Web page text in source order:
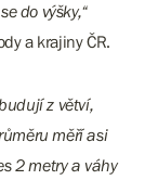
do výšky,“
a krajiny ČR.
z větví,
měří asi
2 metry a váhy